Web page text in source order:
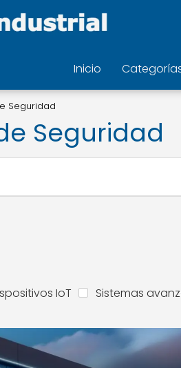
Inicio
Seguridad
Seguridad
IoT
Sistemas